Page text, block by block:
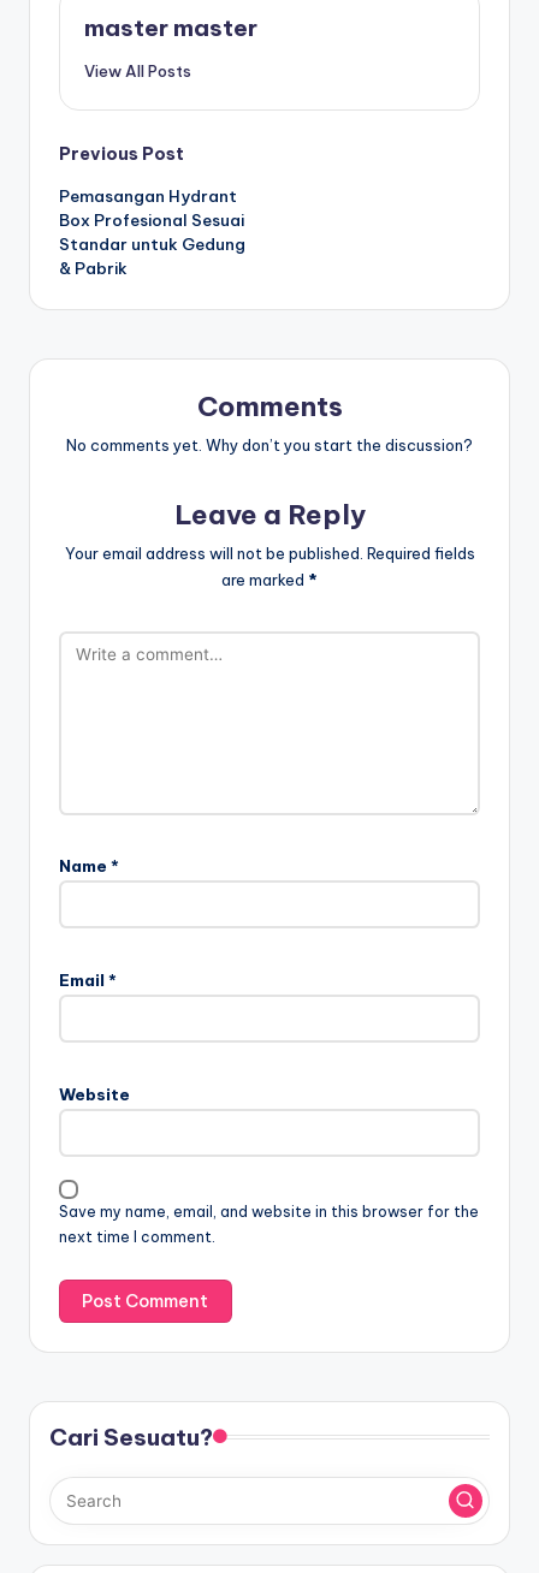
master master
View All Posts
Post
navigation
Previous Post
Pemasangan Hydrant
Box Profesional Sesuai
Standar untuk Gedung
& Pabrik
Comments
No comments yet. Why don’t you start the discussion?
Leave a Reply
Your email address will not be published. Required fields
are marked *
Name *
Email *
Website
Save my name, email, and website in this browser for the
next time I comment.
Cari Sesuatu?